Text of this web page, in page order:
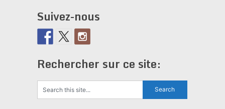
Suivez-nous
Rechercher sur ce site: